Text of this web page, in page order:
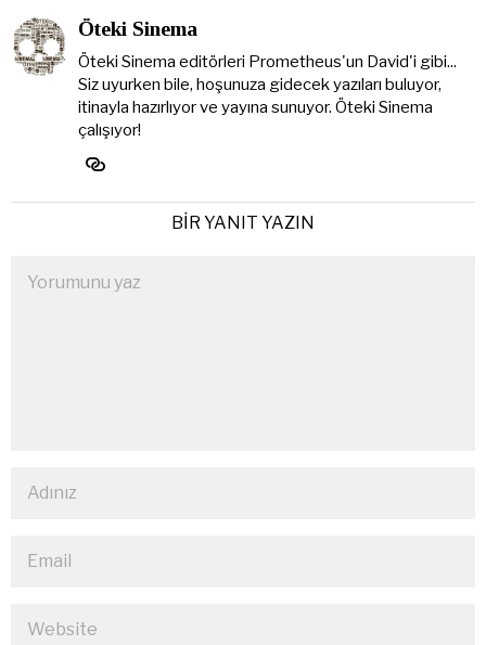
Öteki Sinema
Öteki Sinema editörleri Prometheus'un David'i gibi...
Siz uyurken bile, hoşunuza gidecek yazıları buluyor,
itinayla hazırlıyor ve yayına sunuyor. Öteki Sinema
çalışıyor!
BIR YANIT YAZIN